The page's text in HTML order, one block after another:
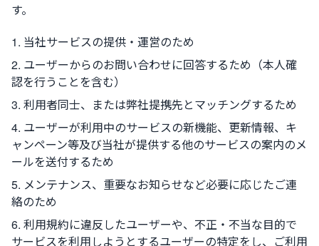
す。
当社サービスの提供・運営のため
ユーザーからのお問い合わせに回答するため（本人確
認を行うことを含む）
利用者同士、または弊社提携先とマッチングするため
ユーザーが利用中のサービスの新機能、更新情報、キ
ャンペーン等及び当社が提供する他のサービスの案内のメ
ールを送付するため
メンテナンス、重要なお知らせなど必要に応じたご連
絡のため
利用規約に違反したユーザーや、不正・不当な目的で
サービスを利用しようとするユーザーの特定をし、ご利用